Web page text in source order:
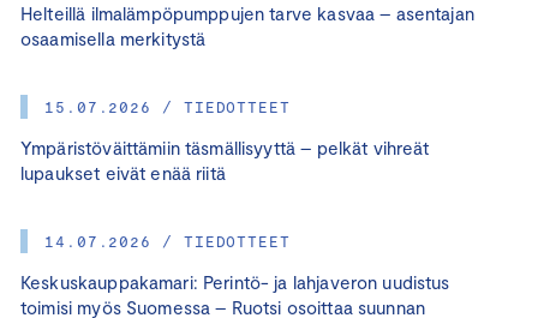
Helteillä ilmalämpöpumppujen tarve kasvaa – asentajan
osaamisella merkitystä
15.07.2026 / TIEDOTTEET
Ympäristöväittämiin täsmällisyyttä – pelkät vihreät
lupaukset eivät enää riitä
14.07.2026 / TIEDOTTEET
Keskuskauppakamari: Perintö- ja lahjaveron uudistus
toimisi myös Suomessa – Ruotsi osoittaa suunnan